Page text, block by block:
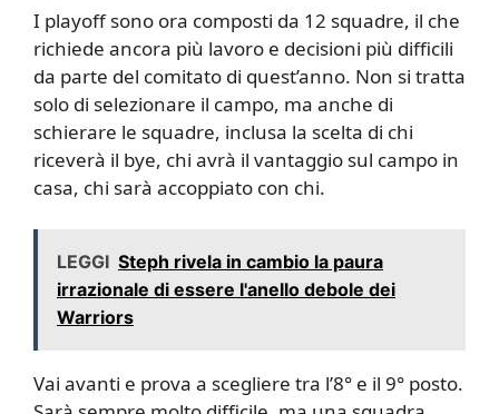
I playoff sono ora composti da 12 squadre, il che
richiede ancora più lavoro e decisioni più difficili
da parte del comitato di quest’anno. Non si tratta
solo di selezionare il campo, ma anche di
schierare le squadre, inclusa la scelta di chi
riceverà il bye, chi avrà il vantaggio sul campo in
casa, chi sarà accoppiato con chi.
LEGGI Steph rivela in cambio la paura
irrazionale di essere l'anello debole dei
Warriors
Vai avanti e prova a scegliere tra l’8° e il 9° posto.